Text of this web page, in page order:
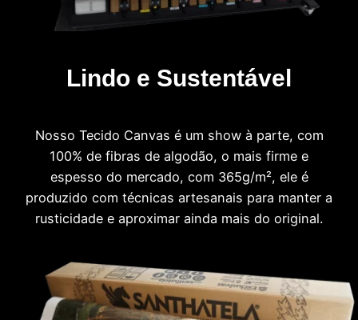
Lindo e Sustentável
Nosso Tecido Canvas é um show à parte, com
100% de fibras de algodão, o mais firme e
espesso do mercado, com 365g/m², ele é
produzido com técnicas artesanais para manter a
rusticidade e aproximar ainda mais do original.